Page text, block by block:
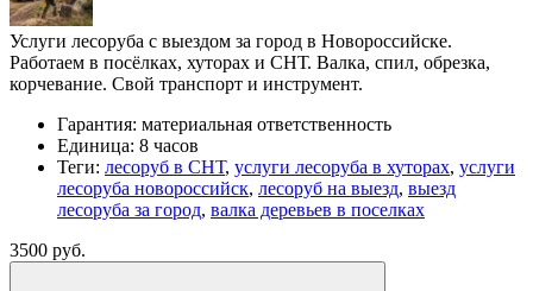
Услуги лесоруба с выездом за город в Новороссийске.
Работаем в посёлках, хуторах и СНТ. Валка, спил, обрезка,
корчевание. Свой транспорт и инструмент.
Гарантия: материальная ответственность
Единица: 8 часов
Теги: лесоруб в СНТ, услуги лесоруба в хуторах, услуги
лесоруба новороссийск, лесоруб на выезд, выезд
лесоруба за город, валка деревьев в поселках
3500 руб.